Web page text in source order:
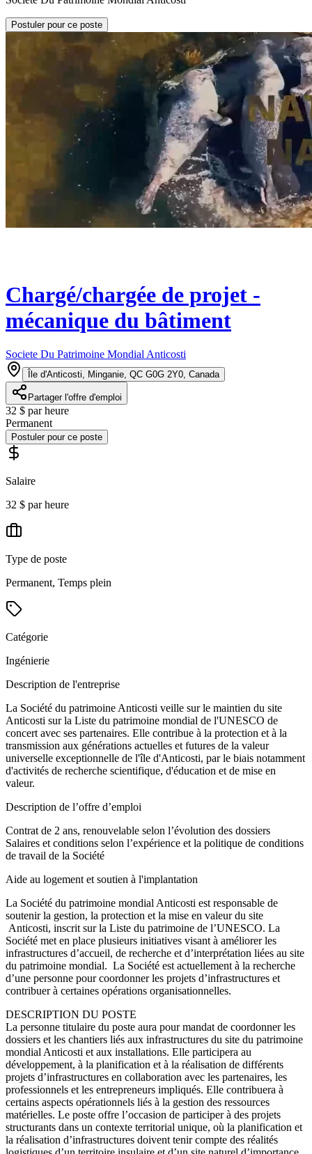
Postuler pour ce poste
Chargé/chargée de projet -
mécanique du bâtiment
Societe Du Patrimoine Mondial Anticosti
Île d'Anticosti, Minganie, QC G0G 2Y0, Canada
Partager l'offre d'emploi
32 $ par heure
Permanent
Postuler pour ce poste
Salaire
32 $ par heure
Type de poste
Permanent, Temps plein
Catégorie
Ingénierie
Description de l'entreprise
La Société du patrimoine Anticosti veille sur le maintien du site
Anticosti sur la Liste du patrimoine mondial de l'UNESCO de
concert avec ses partenaires. Elle contribue à la protection et à la
transmission aux générations actuelles et futures de la valeur
universelle exceptionnelle de l'île d'Anticosti, par le biais notamment
d'activités de recherche scientifique, d'éducation et de mise en
valeur.
Description de l’offre d’emploi
Contrat de 2 ans, renouvelable selon l’évolution des dossiers
Salaires et conditions selon l’expérience et la politique de conditions
de travail de la Société
Aide au logement et soutien à l'implantation
La Société du patrimoine mondial Anticosti est responsable de
soutenir la gestion, la protection et la mise en valeur du site
Anticosti, inscrit sur la Liste du patrimoine de l’UNESCO. La
Société met en place plusieurs initiatives visant à améliorer les
infrastructures d’accueil, de recherche et d’interprétation liées au site
du patrimoine mondial. La Société est actuellement à la recherche
d’une personne pour coordonner les projets d’infrastructures et
contribuer à certaines opérations organisationnelles.
DESCRIPTION DU POSTE
La personne titulaire du poste aura pour mandat de coordonner les
dossiers et les chantiers liés aux infrastructures du site du patrimoine
mondial Anticosti et aux installations. Elle participera au
développement, à la planification et à la réalisation de différents
projets d’infrastructures en collaboration avec les partenaires, les
professionnels et les entrepreneurs impliqués. Elle contribuera à
certains aspects opérationnels liés à la gestion des ressources
matérielles. Le poste offre l’occasion de participer à des projets
structurants dans un contexte territorial unique, où la planification et
la réalisation d’infrastructures doivent tenir compte des réalités